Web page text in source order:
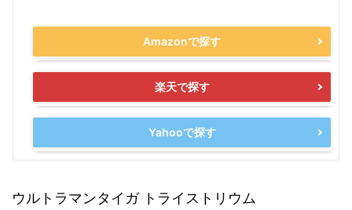
Amazonで探す
楽天で探す
Yahooで探す
ウルトラマンタイガ トライストリウム